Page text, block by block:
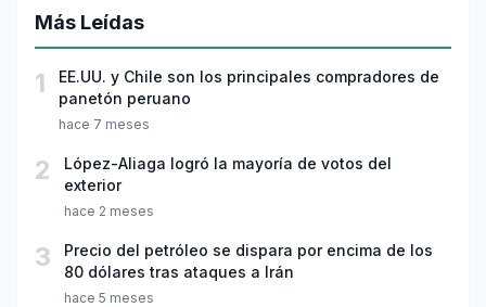
Más Leídas
1
EE.UU. y Chile son los principales compradores de
panetón peruano
hace 7 meses
2
López-Aliaga logró la mayoría de votos del
exterior
hace 2 meses
3
Precio del petróleo se dispara por encima de los
80 dólares tras ataques a Irán
hace 5 meses